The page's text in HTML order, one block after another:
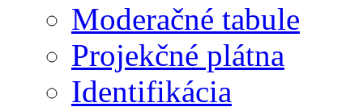
Moderačné tabule
Projekčné plátna
Identifikácia